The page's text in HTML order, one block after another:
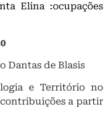
Elina :ocupações
Dantas de Blasis
e Território no
a partir